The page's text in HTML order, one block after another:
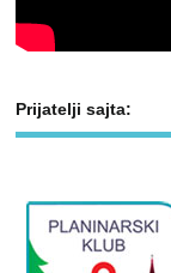
Prijatelji sajta: